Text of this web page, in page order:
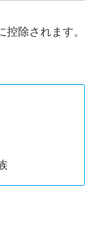
除されます。